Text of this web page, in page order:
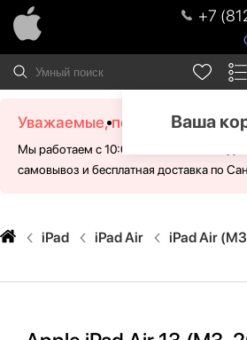
+7
Ваша
Уважаемые, посетители!
Мы работаем с 10:00 - 21:00 без
самовывоз и бесплатная доставка по
iPad iPad Air iPad Air